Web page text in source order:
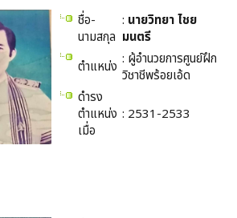
ชื่อ-
นามสกุล
: นายวิทยา ไชย
มนตรี
ตำแหน่ง : ผู้อำนวยการศูนย์ฝึก
วิชาชีพร้อยเอ้ด
ดำรง
ตำแหน่ง
เมื่อ
: 2531-2533